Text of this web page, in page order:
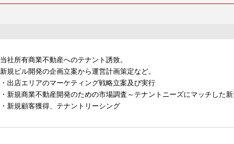
当社所有商業不動産へのテナント誘致。
新規ビル開発の企画立案から運営計画策定など。
・出店エリアのマーケティング戦略立案及び実行
・新規商業不動産開発のための市場調査～テナントニーズにマッチした
・新規顧客獲得、テナントリーシング